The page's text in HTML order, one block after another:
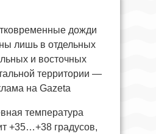
дожди
лишь в отдельных
и восточных
территории —
на Gazeta
температура
+35…+38 градусов,